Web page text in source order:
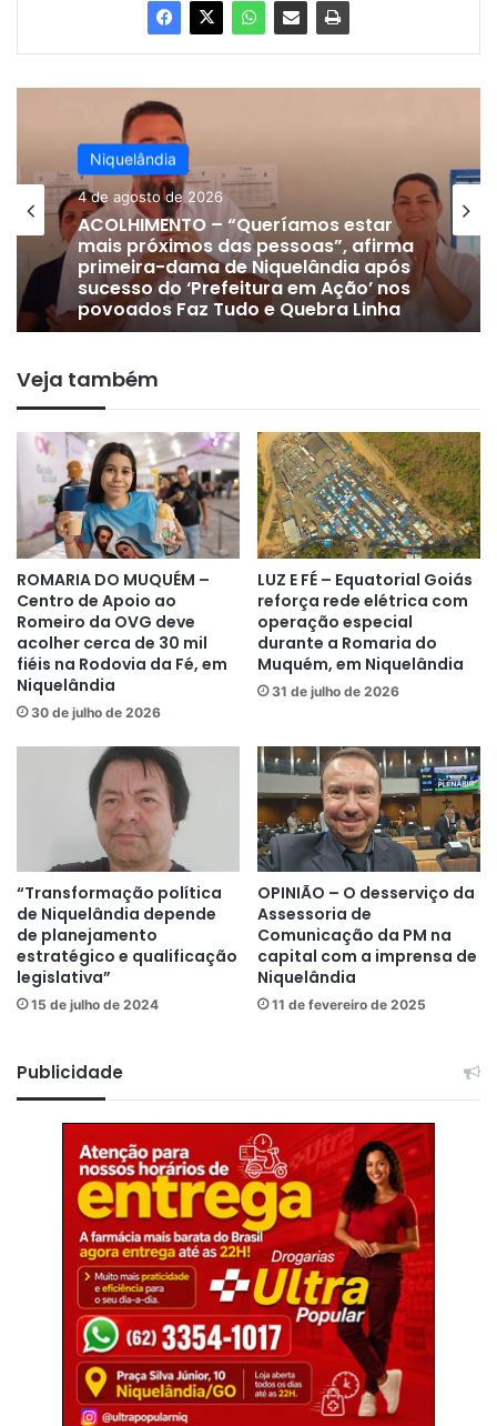
Niquelândia
4 de agosto de 2026
ACOLHIMENTO – “Queríamos estar
mais próximos das pessoas”, afirma
primeira-dama de Niquelândia após
sucesso do ‘Prefeitura em Ação’ nos
povoados Faz Tudo e Quebra Linha
Veja também
ROMARIA DO MUQUÉM –
Centro de Apoio ao
Romeiro da OVG deve
acolher cerca de 30 mil
fiéis na Rodovia da Fé, em
Niquelândia
30 de julho de 2026
LUZ E FÉ – Equatorial Goiás
reforça rede elétrica com
operação especial
durante a Romaria do
Muquém, em Niquelândia
31 de julho de 2026
“Transformação política
de Niquelândia depende
de planejamento
estratégico e qualificação
legislativa”
15 de julho de 2024
OPINIÃO – O desserviço da
Assessoria de
Comunicação da PM na
capital com a imprensa de
Niquelândia
11 de fevereiro de 2025
Publicidade